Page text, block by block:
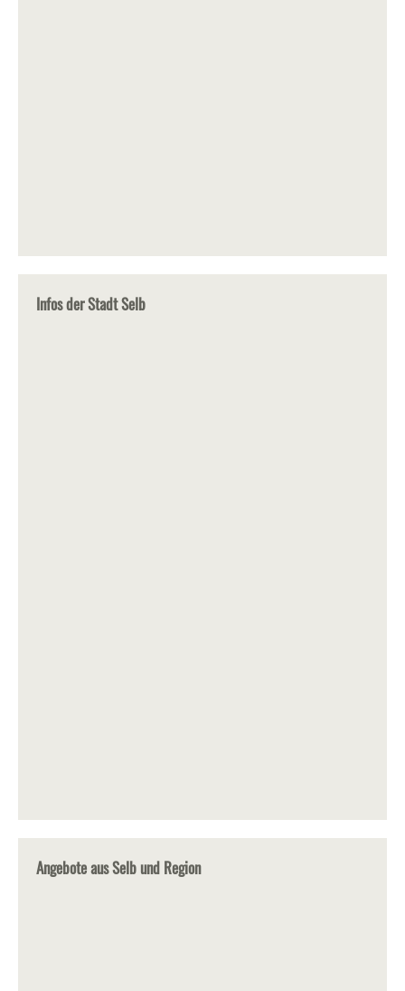
Infos der Stadt Selb
Angebote aus Selb und Region